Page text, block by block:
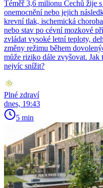
Téměř 3,6 milionu Čechů žije
onemocnění nebo jejich
krevní tlak, ischemická
nebo stav po cévní mozkové
zvládat vysoké letní teploty,
změny režimu během
může riziko dále zvyšovat. Jak
nejvíc snížit?
Plné zdraví
dnes, 19:43
5 min